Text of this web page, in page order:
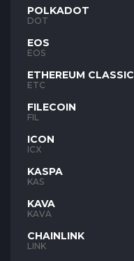
POLKADOT
DOT
EOS
EOS
ETHEREUM CLASSIC
ETC
FILECOIN
FIL
ICON
ICX
KASPA
KAS
KAVA
KAVA
CHAINLINK
LINK